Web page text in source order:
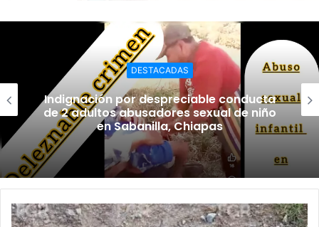
DESTACADAS
Indignación por despreciable conducta
de 2 adultos abusadores sexual de niño
en Sabanilla, Chiapas